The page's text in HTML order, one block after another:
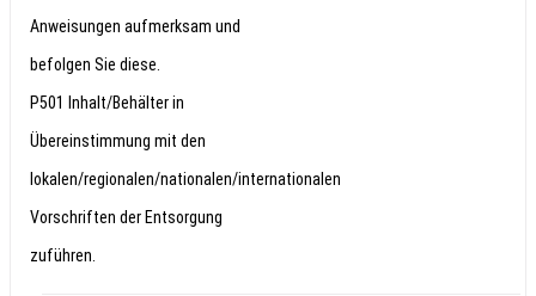
Anweisungen aufmerksam und
befolgen Sie diese.
P501 Inhalt/Behälter in
Übereinstimmung mit den
lokalen/regionalen/nationalen/internationalen
Vorschriften der Entsorgung
zuführen.